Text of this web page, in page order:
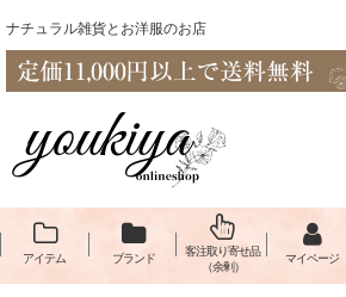
ナチュラル雑貨とお洋服のお店
アイテム ブランド
客注取り寄せ品
（余剰）
マイページ